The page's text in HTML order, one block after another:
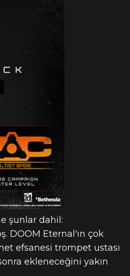
şunlar dahil:
DOOM Eternal'ın çok
efsanesi trompet ustası
ekleneceğini yakın